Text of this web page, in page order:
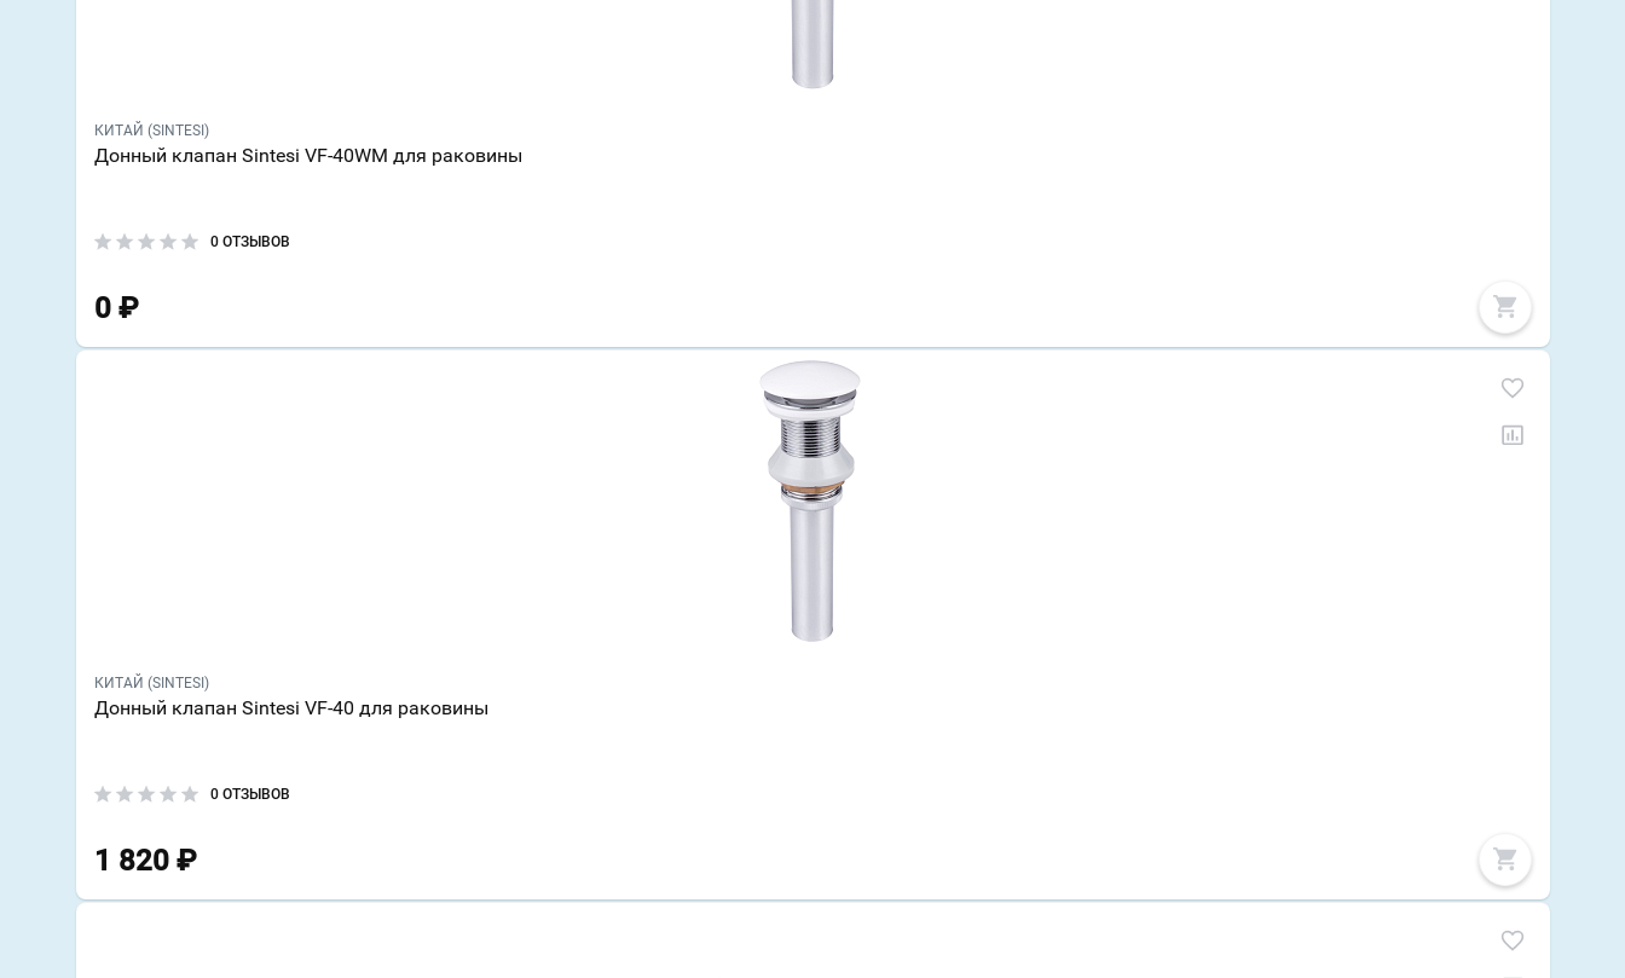
КИТАЙ (SINTESI)
Донный клапан Sintesi VF-40WM для раковины
0 ОТЗЫВОВ
0 ₽
КИТАЙ (SINTESI)
Донный клапан Sintesi VF-40 для раковины
0 ОТЗЫВОВ
1 820 ₽
Ваш город?